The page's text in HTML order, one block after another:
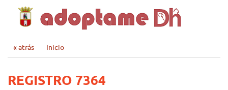
« atrás Inicio
REGISTRO 7364